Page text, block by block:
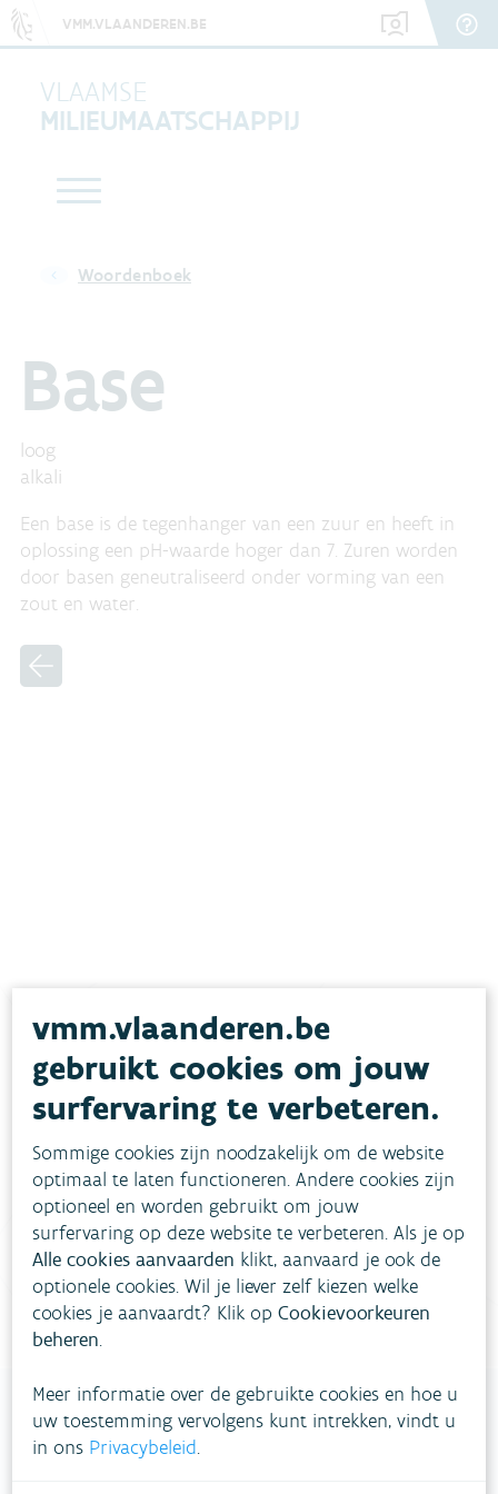
VMM.VLAANDEREN.BE
VLAAMSE
MILIEUMAATSCHAPPIJ
Woordenboek
Base
loog
alkali
Een base is de tegenhanger van een zuur en heeft in
oplossing een pH-waarde hoger dan 7. Zuren worden
door basen geneutraliseerd onder vorming van een
zout en water.
Heb je vragen?
Bekijk het overzicht van meestgestelde vragen
Niet gevonden wat je zocht? Vul ons
contactformulier in.
Bel gratis 1700
VLAAMSE
vmm.vlaanderen.be
gebruikt cookies om jouw
surfervaring te verbeteren.
Sommige cookies zijn noodzakelijk om de website
optimaal te laten functioneren. Andere cookies zijn
optioneel en worden gebruikt om jouw
surfervaring op deze website te verbeteren. Als je op
Alle cookies aanvaarden klikt, aanvaard je ook de
optionele cookies. Wil je liever zelf kiezen welke
cookies je aanvaardt? Klik opCookievoorkeuren
beheren.
Meer informatie over de gebruikte cookies en hoe u
uw toestemming vervolgens kunt intrekken, vindt u
in ons Privacybeleid.